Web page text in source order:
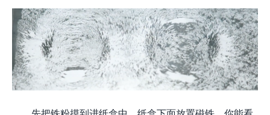
先把铁粉摸到进纸盒中，纸盒下面放置磁铁，你能看